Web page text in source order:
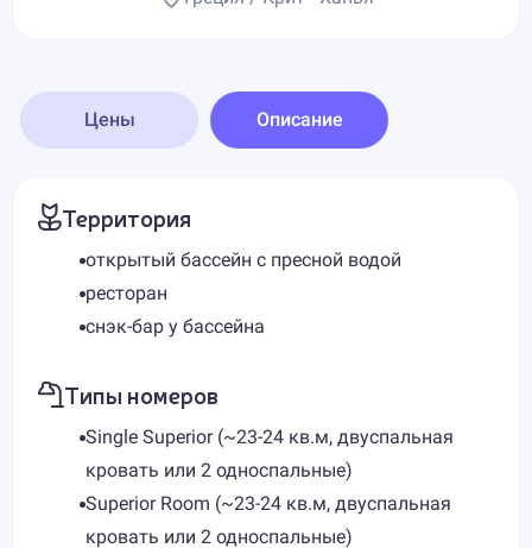
Цены Описание
Территория
открытый бассейн с пресной водой
ресторан
снэк-бар у бассейна
Типы номеров
Single Superior (~23-24 кв.м, двуспальная
кровать или 2 односпальные)
Superior Room (~23-24 кв.м, двуспальная
кровать или 2 односпальные)